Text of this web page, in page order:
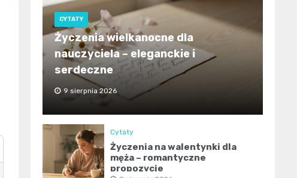
CYTATY
Życzenia wielkanocne dla
nauczyciela – eleganckie i
serdeczne
9 sierpnia 2026
Cytaty
Życzenia na walentynki dla
męża – romantyczne
propozycje